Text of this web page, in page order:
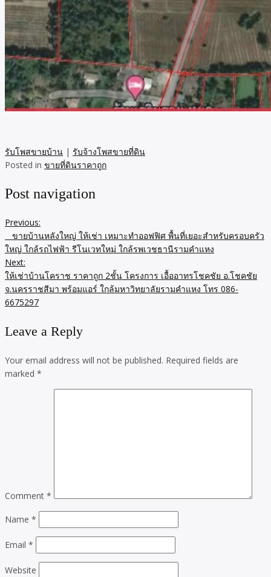
รับโพสขายบ้าน | รับจ้างโพสขายที่ดิน
Posted in ขายที่ดินราคาถูก
Post navigation
Previous:
ขายบ้านหลังใหญ่ ให้เช่า เหมาะทำออฟฟิศ พื้นที่เยอะสำหรับครอบครัว
ใหญ่ ใกล้รถไฟฟ้า รีโนเวทใหม่ ใกล้รพเวชธานีรามคำแหง
Next:
ให้เช่าบ้านโคราช ราคาถูก 2ชั้น โครงการ เอื้ออาทรโชคชัย อ.โชคชัย
จ.นครราชสีมา พร้อมแอร์ ใกล้มหาวิทยาลัยรามคำแหง โทร 086-
6675297
Leave a Reply
Your email address will not be published. Required fields are
marked *
Comment *
Name *
Email *
Website